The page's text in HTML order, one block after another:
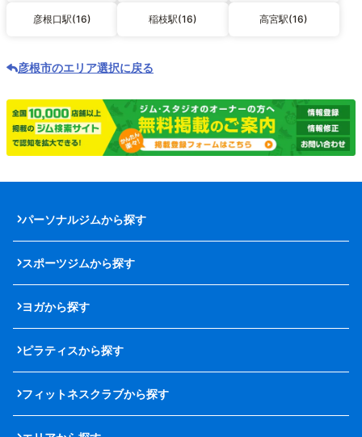
彦根口駅(16) 稲枝駅(16) 高宮駅(16)
彦根市のエリア選択に戻る
パーソナルジムから探す
スポーツジムから探す
ヨガから探す
ピラティスから探す
フィットネスクラブから探す